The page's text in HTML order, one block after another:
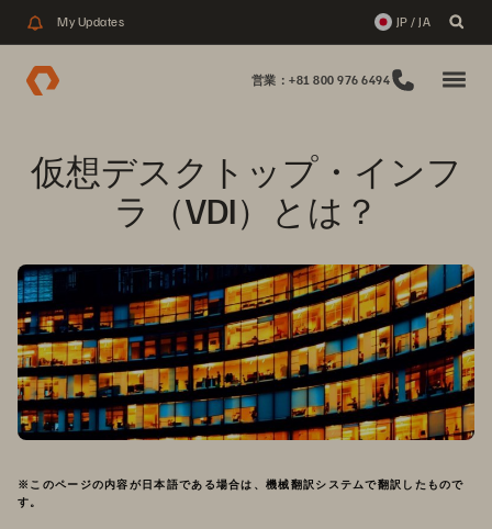
My Updates JP / JA
営業：+81 800 976 6494
仮想デスクトップ・インフ
ラ（VDI）とは？
※このページの内容が日本語である場合は、機械翻訳システムで翻訳したもので
す。